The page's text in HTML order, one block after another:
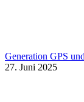
Generation GPS
27. Juni 2025